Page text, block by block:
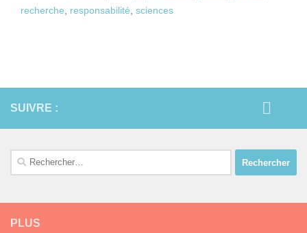
recherche, responsabilité, sciences
SUIVRE :
Rechercher :
PLUS